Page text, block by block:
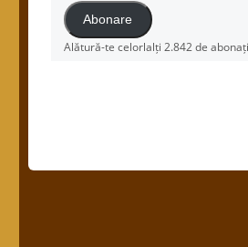
Abonare
Alătură-te celorlalți 2.842 de